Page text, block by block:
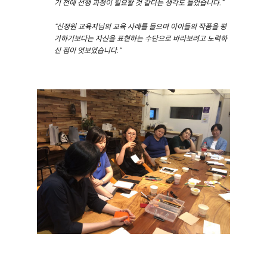
"신정원 교육자님의 교육 사례를 들으며 아이들의 작품을 평
가하기보다는 자신을 표현하는 수단으로 바라보려고 노력하
신 점이 엿보였습니다."